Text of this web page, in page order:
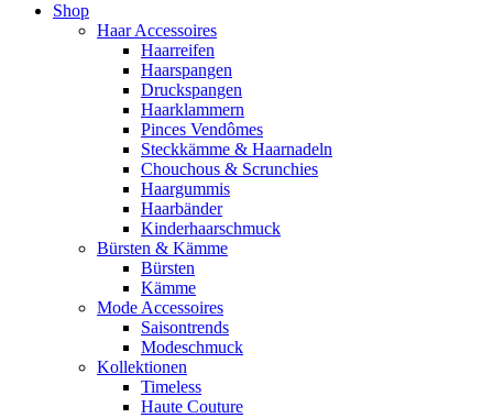
Shop
Haar Accessoires
Haarreifen
Haarspangen
Druckspangen
Haarklammern
Pinces Vendômes
Steckkämme & Haarnadeln
Chouchous & Scrunchies
Haargummis
Haarbänder
Kinderhaarschmuck
Bürsten & Kämme
Bürsten
Kämme
Mode Accessoires
Saisontrends
Modeschmuck
Kollektionen
Timeless
Haute Couture